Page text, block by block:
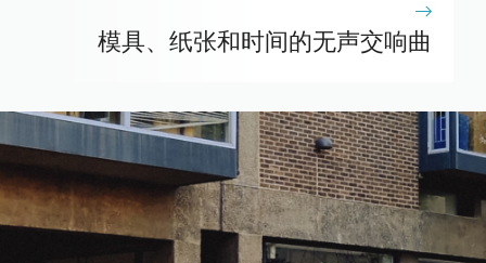
模具、纸张和时间的无声交响曲